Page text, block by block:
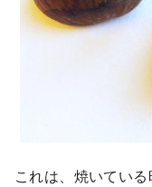
これは、焼いている